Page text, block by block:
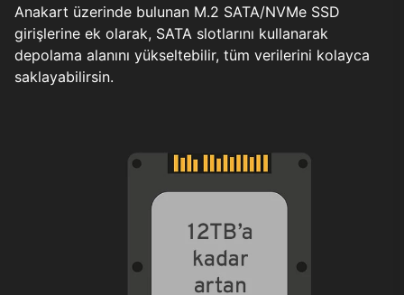
Anakart üzerinde bulunan M.2 SATA/NVMe SSD
girişlerine ek olarak, SATA slotlarını kullanarak
depolama alanını yükseltebilir, tüm verilerini kolayca
saklayabilirsin.